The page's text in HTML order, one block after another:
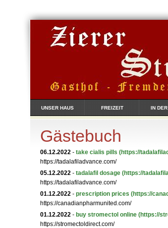
UNSER HAUS FREIZEIT IN
Gästebuch
06.12.2022 - take cialis pills (https://
https://tadalafiladvance.com/
05.12.2022 - tadalafil dosage (https://
https://tadalafiladvance.com/
01.12.2022 - prescription prices (https://
https://canadianpharmunited.com/
01.12.2022 - buy stromectol online (https://
https://stromectoldirect.com/